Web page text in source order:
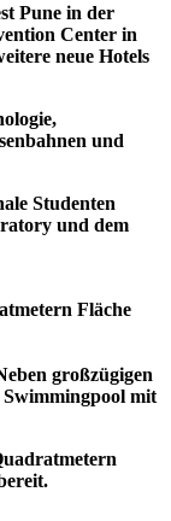
Pune in der
Center in
neue Hotels
und
Studenten
und dem
Fläche
großzügigen
mit